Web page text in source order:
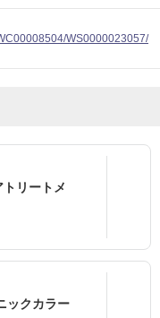
WS0000023057/
リートメ
ックカラー